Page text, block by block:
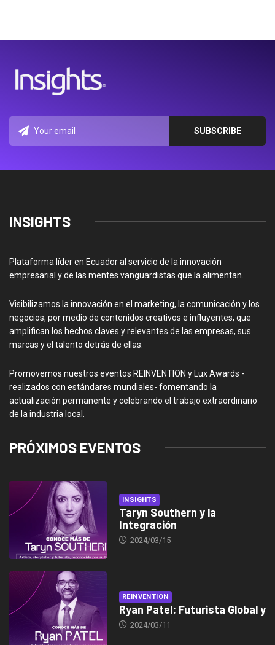
INSIGHTS
Plataforma líder en Ecuador al servicio de la innovación
empresarial y de las mentes vanguardistas que la alimentan.
Visibilizamos la innovación en el marketing, la comunicación y los
negocios, por medio de contenidos creativos e influyentes, que
amplifican los hechos claves y relevantes de las empresas, sus
marcas y el talento detrás de ellas.
Promovemos nuestros eventos REINVENTION y Lux Awards -
realizados con estándares mundiales- fomentando la
actualización permanente y celebrando el trabajo extraordinario
de la industria local.
PRÓXIMOS EVENTOS
INSIGHTS
Taryn Southern y la
Integración
2024/03/15
REINVENTION
Ryan Patel: Futurista Global y
2024/03/11